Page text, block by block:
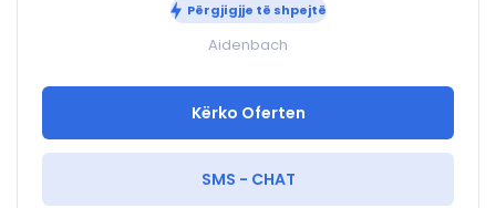
Përgjigjje të shpejtë
Aidenbach
Kërko Oferten
SMS - CHAT